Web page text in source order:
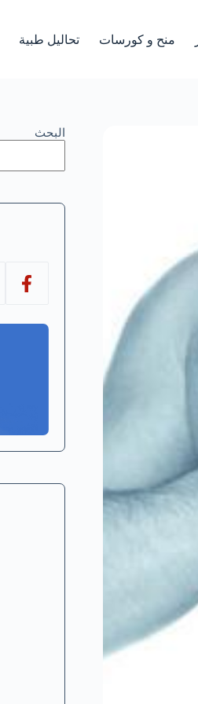
منح و كورسات تحاليل طبية
البحث